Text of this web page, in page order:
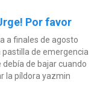
Por favor
a finales de agosto
de emergencia
debía de bajar cuando
la píldora yazmin